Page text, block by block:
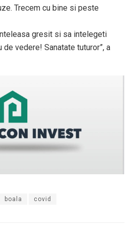
Trecem cu bine si peste
gresit si sa intelegeti
vedere! Sanatate tuturor”, a
boala covid